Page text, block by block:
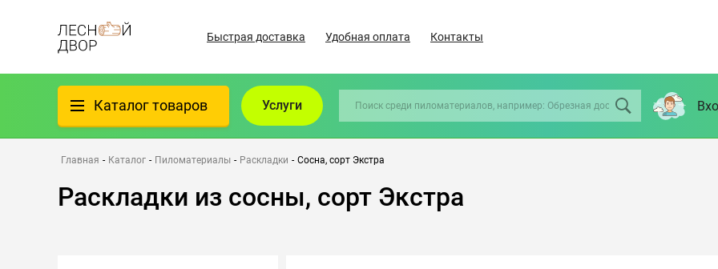
Быстрая доставка Удобная оплата Контакты
Каталог товаров
Фанера
Пиломатериалы
Услуги
Главная - Каталог - Пиломатериалы - Раскладки - Сосна, сорт Экстра
Раскладки из сосны, сорт Экстра